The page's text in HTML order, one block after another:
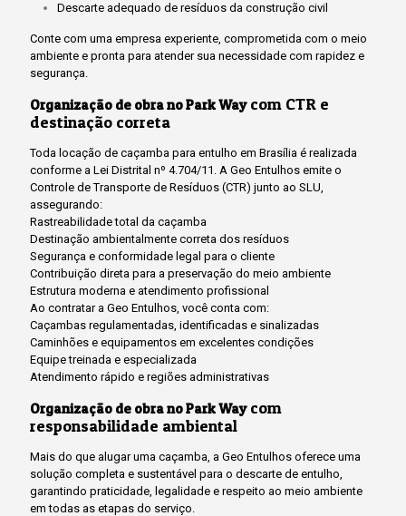
Descarte adequado de resíduos da construção civil
Conte com uma empresa experiente, comprometida com o meio
ambiente e pronta para atender sua necessidade com rapidez e
segurança.
Organização de obra no Park Waycom CTR e
destinação correta
Toda locação de caçamba para entulho em Brasília é realizada
conforme a Lei Distrital nº 4.704/11. A Geo Entulhos emite o
Controle de Transporte de Resíduos (CTR) junto ao SLU,
assegurando:
Rastreabilidade total da caçamba
Destinação ambientalmente correta dos resíduos
Segurança e conformidade legal para o cliente
Contribuição direta para a preservação do meio ambiente
Estrutura moderna e atendimento profissional
Ao contratar a Geo Entulhos, você conta com:
Caçambas regulamentadas, identificadas e sinalizadas
Caminhões e equipamentos em excelentes condições
Equipe treinada e especializada
Atendimento rápido e regiões administrativas
Organização de obra no Park Waycom
responsabilidade ambiental
Mais do que alugar uma caçamba, a Geo Entulhos oferece uma
solução completa e sustentável para o descarte de entulho,
garantindo praticidade, legalidade e respeito ao meio ambiente
em todas as etapas do serviço.